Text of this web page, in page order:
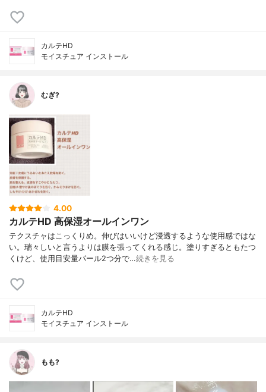
カルテHD
モイスチュア インストール
むぎ?
4.00
カルテHD 高保湿オールインワン
テクスチャはこっくりめ。伸びはいいけど浸透するような使用感ではな
い。瑞々しいと言うよりは膜を張ってくれる感じ。塗りすぎるともたつ
くけど、使用目安量パール2つ分で…続きを見る
カルテHD
モイスチュア インストール
もも?